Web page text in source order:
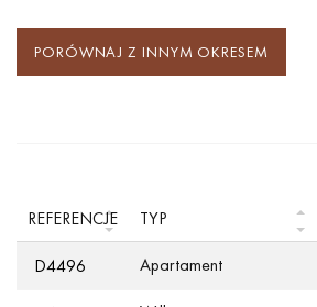
PORÓWNAJ Z INNYM OKRESEM
REFERENCJE TYP
D4496 Apartament